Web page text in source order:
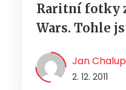
Raritní fotky
Wars. Tohle
Jan
2. 12. 2011